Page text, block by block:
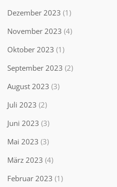
Dezember 2023 (1)
November 2023 (4)
Oktober 2023 (1)
September 2023 (2)
August 2023 (3)
Juli 2023 (2)
Juni 2023 (3)
Mai 2023 (3)
März 2023 (4)
Februar 2023 (1)